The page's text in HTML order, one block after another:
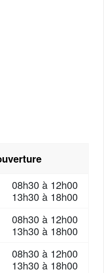
08h30 à 12h00
13h30 à 18h00
08h30 à 12h00
13h30 à 18h00
08h30 à 12h00
13h30 à 18h00